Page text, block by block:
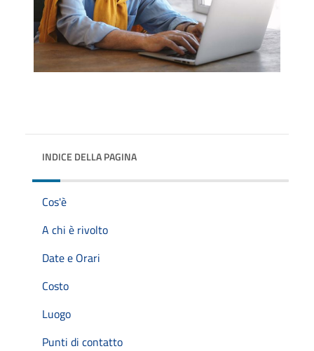
INDICE DELLA PAGINA
Cos'è
A chi è rivolto
Date e Orari
Costo
Luogo
Punti di contatto